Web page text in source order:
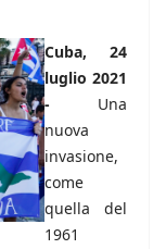
Cuba, 24
luglio 2021
- Una
nuova
invasione,
come
quella del
1961